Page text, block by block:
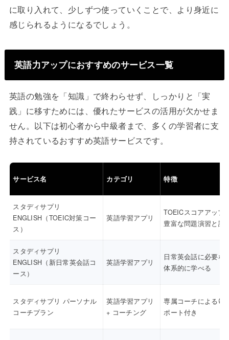
に取り入れて、少しずつ使っていくことで、より身近に
感じられるようになるでしょう。
英語力アップにおすすめのサービス一覧
英語の勉強を「知識」で終わらせず、しっかりと「実
践」に移すためには、優れたサービスの活用が欠かせま
せん。以下は初心者から中級者まで、多くの学習者に支
持されているおすすめ英語サービスです。
サービス名 カテゴリ 特徴
スタディサプリ
ENGLISH（TOEIC対策コー
ス）
英語学習アプリ
TOEICスコアアップ
豊富な問題演習と講
スタディサプリ
ENGLISH（新日常英会話コ
ース）
英語学習アプリ
日常英会話に必要な
体系的に学べる
スタディサプリ パーソナル
コーチプラン
英語学習アプリ
+ コーチング
専属コーチによる毎
ポート付き